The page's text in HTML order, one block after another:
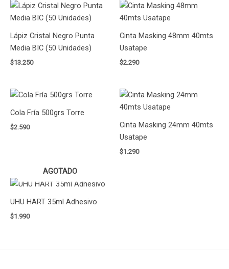
Lápiz Cristal Negro Punta
Media BIC (50 Unidades)
$13.250
Cinta Masking 48mm 40mts
Usatape
$2.290
Cola Fría 500grs Torre
$2.590
Cinta Masking 24mm 40mts
Usatape
$1.290
AGOTADO
UHU HART 35ml Adhesivo
$1.990